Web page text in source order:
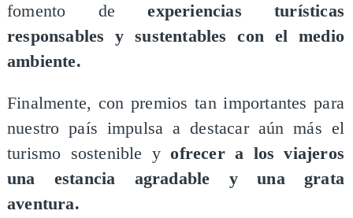
fomento deexperiencias turísticas
responsables y sustentables con el medio
ambiente.
Finalmente, con premios tan importantes para
nuestro país impulsa a destacar aún más el
turismo sostenible y ofrecer a los viajeros
una estancia agradable y una grata
aventura.